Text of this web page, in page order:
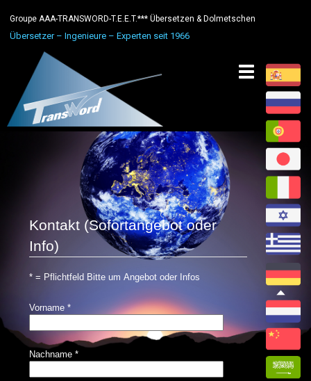
Groupe AAA-TRANSWORD-T.E.E.T.*** Übersetzen & Dolmetschen
Übersetzer – Ingenieure – Experten seit 1966
Toggle
navigation
Kontakt (Sofortangebot oder
Info)
* = Pflichtfeld Bitte um Angebot oder Infos
Vorname *
Nachname *